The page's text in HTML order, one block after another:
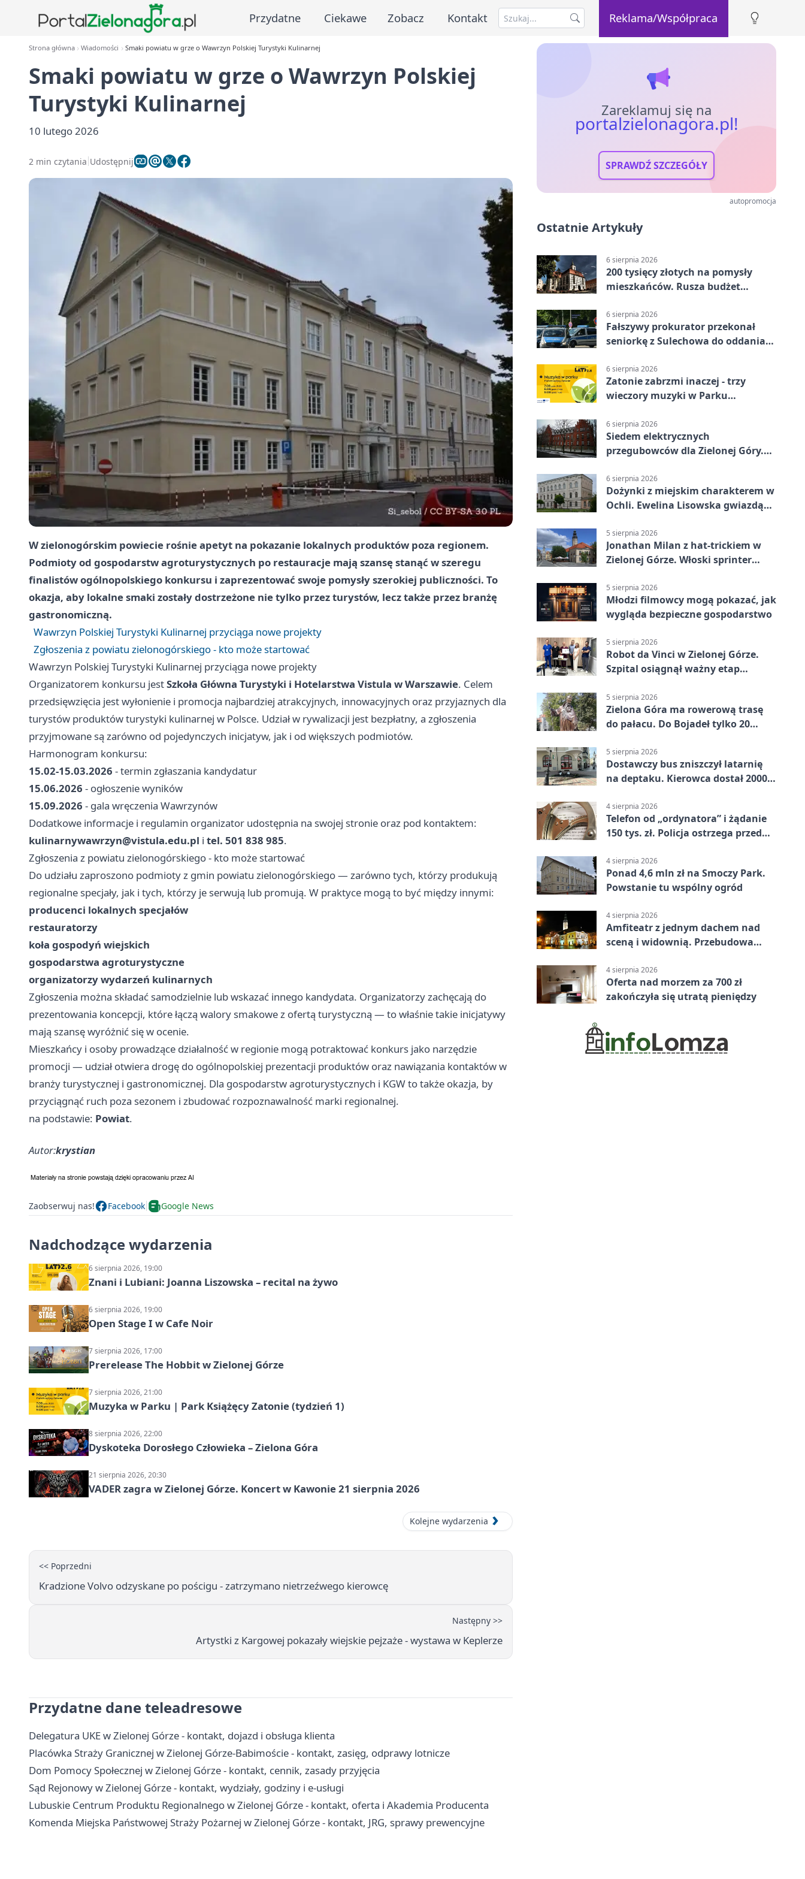
Przydatne Ciekawe Zobacz Kontakt Reklama/Współpraca
Strona główna Wiadomości Smaki powiatu w grze o Wawrzyn Polskiej Turystyki Kulinarnej
Smaki powiatu w grze o Wawrzyn Polskiej
Turystyki Kulinarnej
10 lutego 2026
2 min czytania Udostępnij
W zielonogórskim powiecie rośnie apetyt na pokazanie lokalnych produktów poza regionem.
Podmioty od gospodarstw agroturystycznych po restauracje mają szansę stanąć w szeregu
finalistów ogólnopolskiego konkursu i zaprezentować swoje pomysły szerokiej publiczności. To
okazja, aby lokalne smaki zostały dostrzeżone nie tylko przez turystów, lecz także przez branżę
gastronomiczną.
Wawrzyn Polskiej Turystyki Kulinarnej przyciąga nowe projekty
Zgłoszenia z powiatu zielonogórskiego - kto może startować
Wawrzyn Polskiej Turystyki Kulinarnej przyciąga nowe projekty
Organizatorem konkursu jestSzkoła Główna Turystyki i Hotelarstwa Vistula w Warszawie. Celem
przedsięwzięcia jest wyłonienie i promocja najbardziej atrakcyjnych, innowacyjnych oraz przyjaznych dla
turystów produktów turystyki kulinarnej w Polsce. Udział w rywalizacji jest bezpłatny, a zgłoszenia
przyjmowane są zarówno od pojedynczych inicjatyw, jak i od większych podmiotów.
Harmonogram konkursu:
15.02-15.03.2026 - termin zgłaszania kandydatur
15.06.2026 - ogłoszenie wyników
15.09.2026 - gala wręczenia Wawrzynów
Dodatkowe informacje i regulamin organizator udostępnia na swojej stronie oraz pod kontaktem:
kulinarnywawrzyn@vistula.edu.pl i tel. 501 838 985.
Zgłoszenia z powiatu zielonogórskiego - kto może startować
Do udziału zaproszono podmioty z gmin powiatu zielonogórskiego — zarówno tych, którzy produkują
regionalne specjały, jak i tych, którzy je serwują lub promują. W praktyce mogą to być między innymi:
producenci lokalnych specjałów
restauratorzy
koła gospodyń wiejskich
gospodarstwa agroturystyczne
organizatorzy wydarzeń kulinarnych
Zgłoszenia można składać samodzielnie lub wskazać innego kandydata. Organizatorzy zachęcają do
prezentowania koncepcji, które łączą walory smakowe z ofertą turystyczną — to właśnie takie inicjatywy
mają szansę wyróżnić się w ocenie.
Mieszkańcy i osoby prowadzące działalność w regionie mogą potraktować konkurs jako narzędzie
promocji — udział otwiera drogę do ogólnopolskiej prezentacji produktów oraz nawiązania kontaktów w
branży turystycznej i gastronomicznej. Dla gospodarstw agroturystycznych i KGW to także okazja, by
przyciągnąć ruch poza sezonem i zbudować rozpoznawalność marki regionalnej.
na podstawie: Powiat.
Autor:krystian
Zaobserwuj nas! Facebook Google News
Nadchodzące wydarzenia
6 sierpnia 2026, 19:00
Znani i Lubiani: Joanna Liszowska – recital na żywo
6 sierpnia 2026, 19:00
Open Stage I w Cafe Noir
7 sierpnia 2026, 17:00
Prerelease The Hobbit w Zielonej Górze
7 sierpnia 2026, 21:00
Muzyka w Parku | Park Książęcy Zatonie (tydzień 1)
8 sierpnia 2026, 22:00
Dyskoteka Dorosłego Człowieka – Zielona Góra
21 sierpnia 2026, 20:30
VADER zagra w Zielonej Górze. Koncert w Kawonie 21 sierpnia 2026
Kolejne wydarzenia
<< Poprzedni
Kradzione Volvo odzyskane po pościgu - zatrzymano nietrzeźwego kierowcę
Następny >>
Artystki z Kargowej pokazały wiejskie pejzaże - wystawa w Keplerze
Przydatne dane teleadresowe
Delegatura UKE w Zielonej Górze - kontakt, dojazd i obsługa klienta
Placówka Straży Granicznej w Zielonej Górze-Babimoście - kontakt, zasięg, odprawy lotnicze
Dom Pomocy Społecznej w Zielonej Górze - kontakt, cennik, zasady przyjęcia
Sąd Rejonowy w Zielonej Górze - kontakt, wydziały, godziny i e-usługi
Lubuskie Centrum Produktu Regionalnego w Zielonej Górze - kontakt, oferta i Akademia Producenta
Komenda Miejska Państwowej Straży Pożarnej w Zielonej Górze - kontakt, JRG, sprawy prewencyjne
Zareklamuj się na
portalzielonagora.pl!
SPRAWDŹ SZCZEGÓŁY
autopromocja
Ostatnie Artykuły
6 sierpnia 2026
200 tysięcy złotych na pomysły
mieszkańców. Rusza budżet
6 sierpnia 2026
Fałszywy prokurator przekonał
seniorkę z Sulechowa do oddania
6 sierpnia 2026
Zatonie zabrzmi inaczej - trzy
wieczory muzyki w Parku
6 sierpnia 2026
Siedem elektrycznych
przegubowców dla Zielonej Góry.
6 sierpnia 2026
Dożynki z miejskim charakterem w
Ochli. Ewelina Lisowska gwiazdą
5 sierpnia 2026
Jonathan Milan z hat-trickiem w
Zielonej Górze. Włoski sprinter
5 sierpnia 2026
Młodzi filmowcy mogą pokazać, jak
wygląda bezpieczne gospodarstwo
5 sierpnia 2026
Robot da Vinci w Zielonej Górze.
Szpital osiągnął ważny etap
5 sierpnia 2026
Zielona Góra ma rowerową trasę
do pałacu. Do Bojadeł tylko 20
5 sierpnia 2026
Dostawczy bus zniszczył latarnię
na deptaku. Kierowca dostał 2000
4 sierpnia 2026
Telefon od „ordynatora” i żądanie
150 tys. zł. Policja ostrzega przed
4 sierpnia 2026
Ponad 4,6 mln zł na Smoczy Park.
Powstanie tu wspólny ogród
4 sierpnia 2026
Amfiteatr z jednym dachem nad
sceną i widownią. Przebudowa
4 sierpnia 2026
Oferta nad morzem za 700 zł
zakończyła się utratą pieniędzy